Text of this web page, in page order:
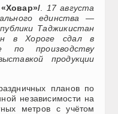
17 августа
единства —
Таджикистан
в Хороге сдал в
по производству
продукции
планов по
независимости на
метров с учётом